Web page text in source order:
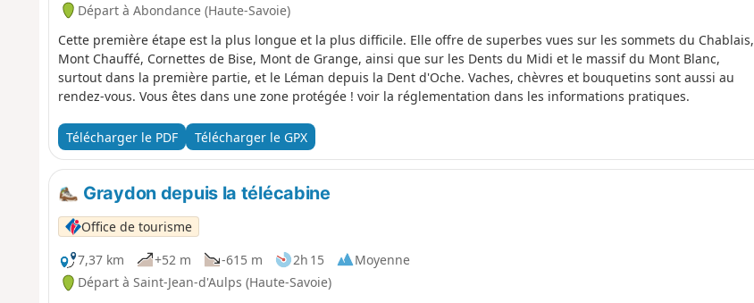
Départ à Abondance (Haute-Savoie)
Cette première étape est la plus longue et la plus difficile. Elle offre de superbes vues sur les sommets du Chablais,
Mont Chauffé, Cornettes de Bise, Mont de Grange, ainsi que sur les Dents du Midi et le massif du Mont Blanc,
surtout dans la première partie, et le Léman depuis la Dent d'Oche. Vaches, chèvres et bouquetins sont aussi au
rendez-vous. Vous êtes dans une zone protégée ! voir la réglementation dans les informations pratiques.
Télécharger le PDF Télécharger le GPX
Graydon depuis la télécabine
Office de tourisme
7,37 km
+52 m -615 m 2h 15
Moyenne
Départ à Saint-Jean-d'Aulps (Haute-Savoie)